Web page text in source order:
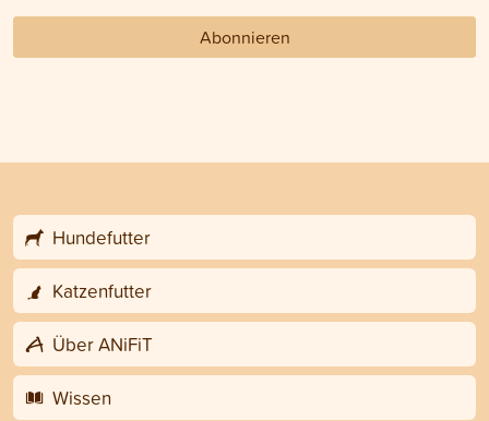
Abonnieren
Hundefutter
Katzenfutter
Über ANiFiT
Wissen